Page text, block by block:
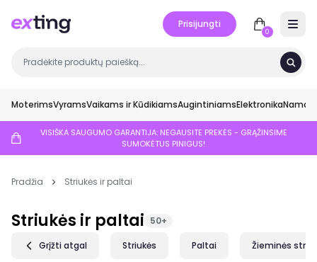
Prisijungti
0
MoterimsVyramsVaikams ir KūdikiamsAugintiniamsElektronikaNamai
VISIŠKA SAUGUMO GARANTIJA: NEGAUSITE PREKĖS - GRĄŽINSIME
SUMOKĖTUS PINIGUS!
Pradžia Striukės ir paltai
Striukės ir paltai 50+
Grįžti atgal Striukės Paltai Žieminės